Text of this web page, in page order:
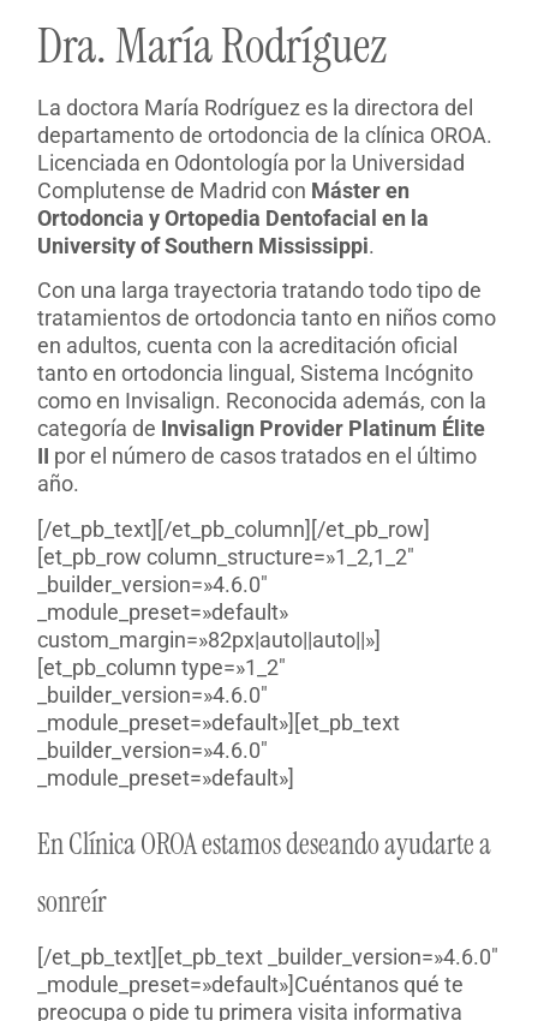
Dra. María Rodríguez
La doctora María Rodríguez es la directora del
departamento de ortodoncia de la clínica OROA.
Licenciada en Odontología por la Universidad
Complutense de Madrid con Máster en
Ortodoncia y Ortopedia Dentofacial en la
University of Southern Mississippi.
Con una larga trayectoria tratando todo tipo de
tratamientos de ortodoncia tanto en niños como
en adultos, cuenta con la acreditación oficial
tanto en ortodoncia lingual, Sistema Incógnito
como en Invisalign. Reconocida además, con la
categoría de Invisalign Provider Platinum Élite
II por el número de casos tratados en el último
año.
[/et_pb_text][/et_pb_column][/et_pb_row]
[et_pb_row column_structure=»1_2,1_2″
_builder_version=»4.6.0″
_module_preset=»default»
custom_margin=»82px|auto||auto||»]
[et_pb_column type=»1_2″
_builder_version=»4.6.0″
_module_preset=»default»][et_pb_text
_builder_version=»4.6.0″
_module_preset=»default»]
En Clínica OROA estamos deseando ayudarte a
sonreír
[/et_pb_text][et_pb_text _builder_version=»4.6.0″
_module_preset=»default»]Cuéntanos qué te
preocupa o pide tu primera visita informativa